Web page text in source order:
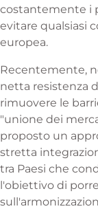
costantemente i
evitare qualsiasi
europea.
Recentemente,
netta resistenza
rimuovere le
"unione dei
proposto un
stretta
tra Paesi che
l'obiettivo di